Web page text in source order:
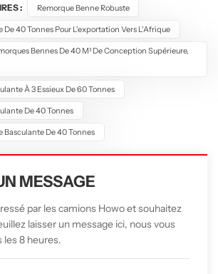
: Remorque Benne Robuste
De 40 Tonnes Pour L'exportation Vers L'Afrique
Bennes De 40 M³ De Conception Supérieure,
À 3 Essieux De 60 Tonnes
De 40 Tonnes
Basculante De 40 Tonnes
MESSAGE
par les camions Howo et souhaitez
laisser un message ici, nous vous
les 8 heures.